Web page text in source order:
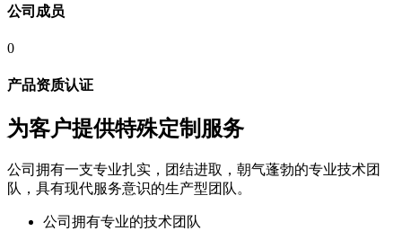
公司成员
0
产品资质认证
为客户提供特殊定制服务
公司拥有一支专业扎实，团结进取，朝气蓬勃的专业技术团
队，具有现代服务意识的生产型团队。
公司拥有专业的技术团队